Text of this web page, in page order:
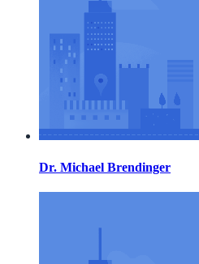
Dr. Michael Brendinger